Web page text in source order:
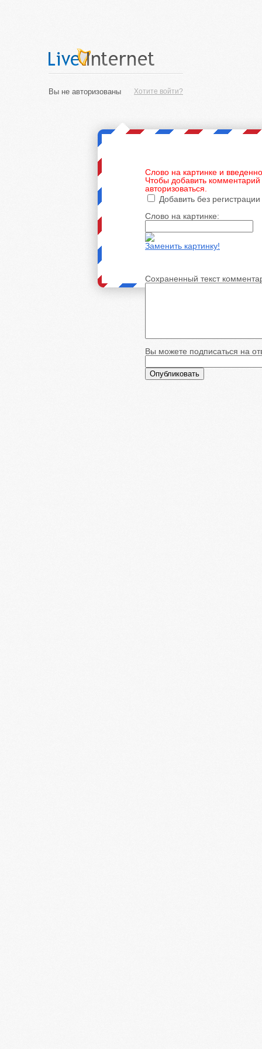
Хотите войти?
Вы не авторизованы
Слово на картинке и
Чтобы добавить комментарий
авторизоваться.
Добавить без регистрации
Слово на картинке:
Заменить картинку!
Сохраненный текст
Вы можете подписаться на